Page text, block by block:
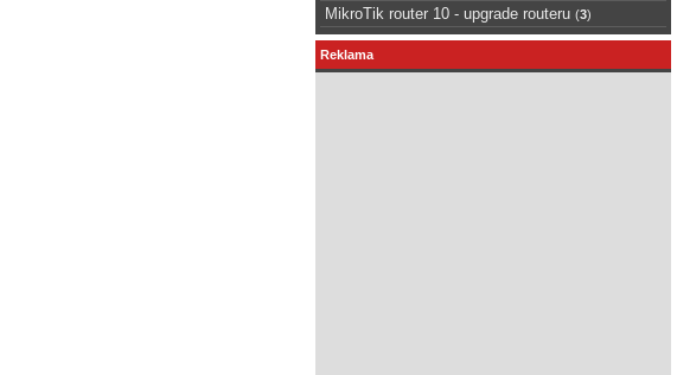
MikroTik router 10 - upgrade routeru (3)
Reklama